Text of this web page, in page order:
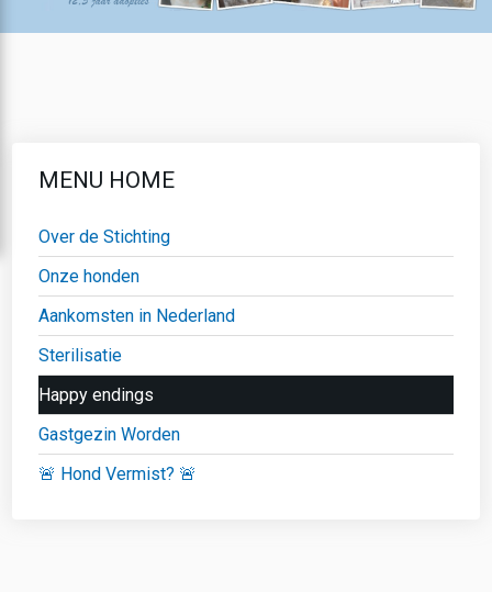
MENU HOME
Over de Stichting
Onze honden
Aankomsten in Nederland
Sterilisatie
Happy endings
Gastgezin Worden
🚨 Hond Vermist? 🚨